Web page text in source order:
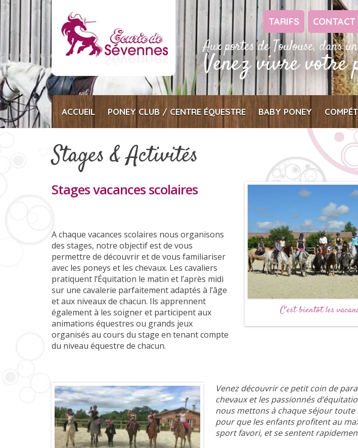
Passer
au
contenu
Aux portes de Toulouse, dans
Venez vivre votre
TARIFS CONTACT
ACCUEIL PONEY CLUB / CENTRE ÉQUESTRE BABY PONEY
Stages & Activités
C’est bientôt les
Stages vacances scolaires
A chaque vacances scolaires nous organisons
des stages, notre objectif est de vous
permettre de découvrir et de vous familiariser
avec les poneys et les chevaux. Les cavaliers
pratiquent l’Équitation le matin et l’après midi
sur une cavalerie parfaitement adaptés à l’âge
et aux niveaux de chacun. Ils apprennent
également à les soigner et participent aux
animations équestres ou grands jeux
organisés au cours du stage en tenant compte
du niveau équestre de chacun.
Venez découvrir ce petit coin de
chevaux et les passionnés
nous mettons à chaque séjour
pour que les enfants profitent au
sport favori, et se sentent